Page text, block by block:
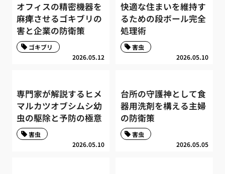
オフィスの精密機器を
麻痺させるゴキブリの
害と企業の防衛策
2026.05.12
ゴキブリ
快適な住まいを維持す
るための段ボール完全
処理術
2026.05.10
害虫
専門家が解説するヒメ
マルカツオブシムシ幼
虫の駆除と予防の極意
2026.05.10
害虫
台所の守護神として食
器用洗剤を構える主婦
の防衛策
2026.05.05
害虫